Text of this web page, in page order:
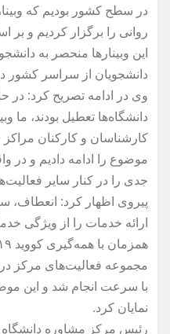
در سطح کشور بودیم که
روانی را برگزار کردیم و
این وبینارها منحصر به
دانشجویان از سراسر کشور
وی در ادامه تصریح کرد: در
دانشگاه‌ها تعطیل بودند، ما
کارشناسان و کارکنان مراکز
موضوع را ادامه دادیم و
جدی را در کنار سایر
پیروی اظهار کرد:
با سرعت انجام شد و این
نمایان کرد.
رئیس مرکز مشاوره دانشگاه